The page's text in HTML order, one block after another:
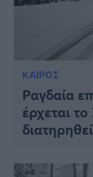
ΚΑΙΡΟΣ
Ραγδαία
έρχεται